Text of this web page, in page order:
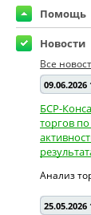
Помощь
Новости
Все
09.06.2026
БСР-
торгов
Анализ
25.05.2026